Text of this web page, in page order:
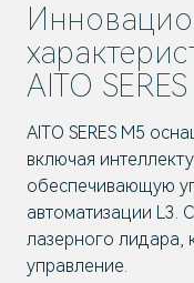
AITO
AITO SERES M5
включая
обеспечивающую
автоматизации L3.
лазерного лидара,
управление.